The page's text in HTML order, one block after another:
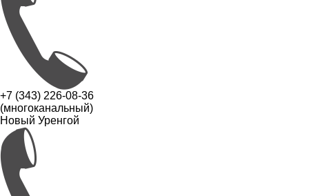
+7 (343) 226-08-36
(многоканальный)
Новый Уренгой